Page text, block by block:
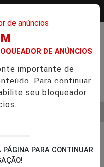
DE ANÚNCIOS
importante de
Para continuar
seu bloqueador
PARA CONTINUAR